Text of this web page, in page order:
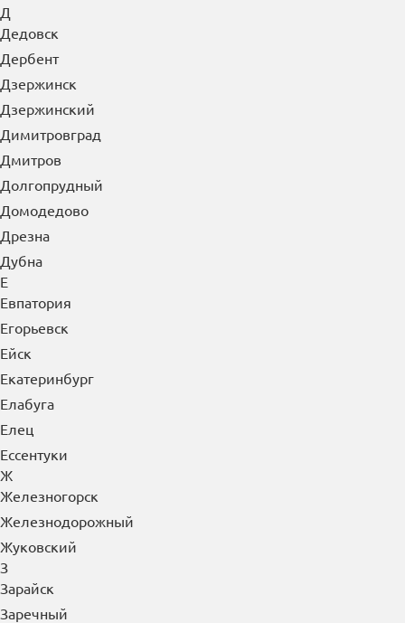
Д
Дедовск
Дербент
Дзержинск
Дзержинский
Димитровград
Дмитров
Долгопрудный
Домодедово
Дрезна
Дубна
Е
Евпатория
Егорьевск
Ейск
Екатеринбург
Елабуга
Елец
Ессентуки
Ж
Железногорск
Железнодорожный
Жуковский
З
Зарайск
Заречный